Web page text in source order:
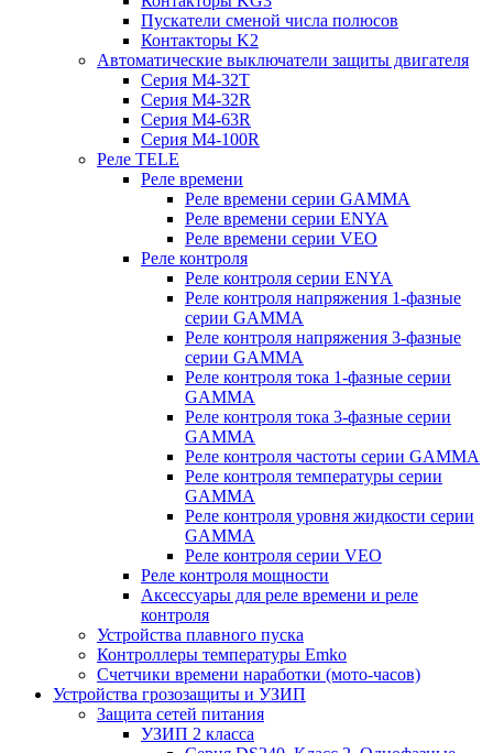
Пускатели сменой числа полюсов
Контакторы K2
Автоматические выключатели защиты двигателя
Серия M4-32T
Серия M4-32R
Серия M4-63R
Серия M4-100R
Реле TELE
Реле времени
Реле времени серии GAMMA
Реле времени серии ENYA
Реле времени серии VEO
Реле контроля
Реле контроля серии ENYA
Реле контроля напряжения 1-фазные
серии GAMMA
Реле контроля напряжения 3-фазные
серии GAMMA
Реле контроля тока 1-фазные серии
GAMMA
Реле контроля тока 3-фазные серии
GAMMA
Реле контроля частоты серии GAMMA
Реле контроля температуры серии
GAMMA
Реле контроля уровня жидкости серии
GAMMA
Реле контроля серии VEO
Реле контроля мощности
Аксессуары для реле времени и реле
контроля
Устройства плавного пуска
Контроллеры температуры Emko
Счетчики времени наработки (мото-часов)
Устройства грозозащиты и УЗИП
Защита сетей питания
УЗИП 2 класса